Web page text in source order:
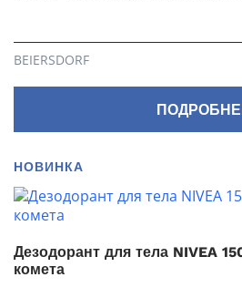
BEIERSDORF
НОВИНКА
Дезодорант для тела NIVEA
комета